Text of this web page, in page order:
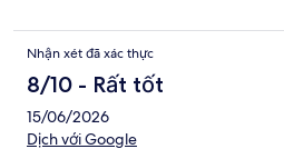
Nhận xét đã xác thực
8/10 - Rất tốt
15/06/2026
Dịch với Google